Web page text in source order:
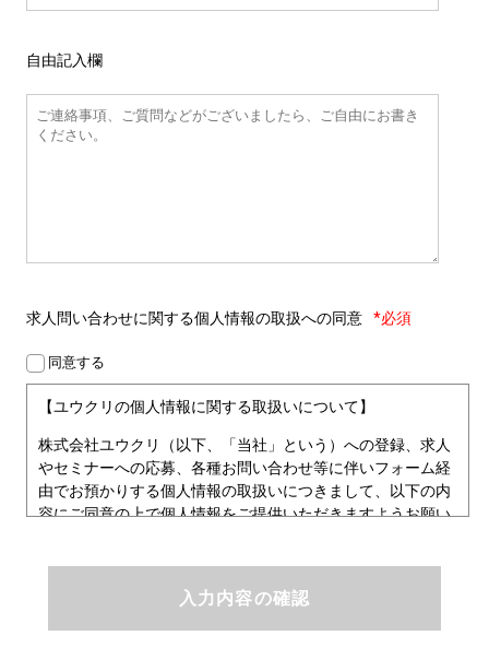
自由記入欄
求人問い合わせに関する個人情報の取扱への同意 *必須
同意する
【ユウクリの個人情報に関する取扱いについて】
株式会社ユウクリ（以下、「当社」という）への登録、求人
やセミナーへの応募、各種お問い合わせ等に伴いフォーム経
由でお預かりする個人情報の取扱いにつきまして、以下の内
容にご同意の上で個人情報をご提供いただきますようお願い
ユウクリにおける個人情報保護方針